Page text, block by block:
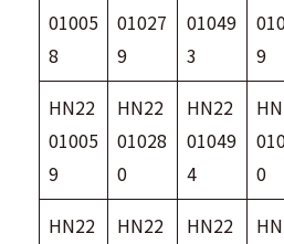
01005
8
01027
9
01049
3
HN22
01005
9
HN22
01028
0
HN22
01049
4
HN22
HN22
HN22